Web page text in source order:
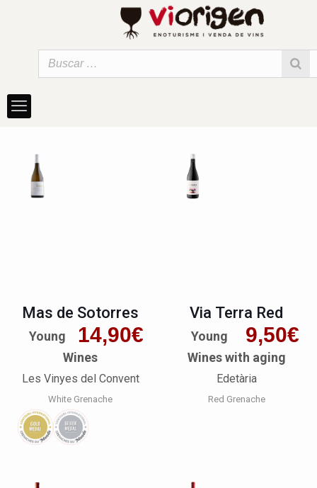
Mas de Sotorres
14,90€
Young
Wines
Les Vinyes del Convent
White Grenache
Via Terra Red
9,50€
Young
Wines with aging
Edetària
Red Grenache